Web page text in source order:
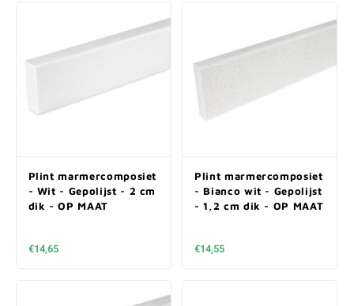
Plint marmercomposiet
- Wit - Gepolijst - 2 cm
dik - OP MAAT
€14,65
Plint marmercomposiet
- Bianco wit - Gepolijst
- 1,2 cm dik - OP MAAT
€14,55